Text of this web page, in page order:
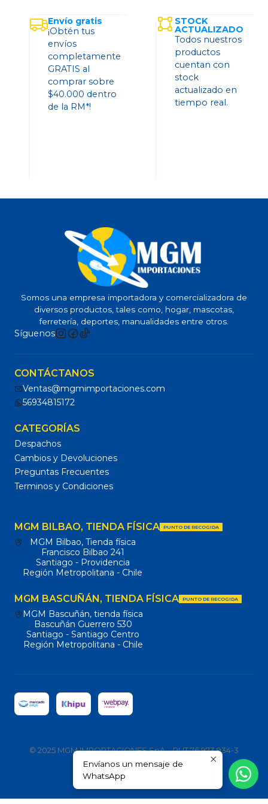
Envío gratis
¡Obtén tus
envíos
completamente
GRATIS al
comprar sobre
$40.000 dentro
de la RM*!
STOCK
ACTUALIZADO
Todos nuestros
productos
cuentan con
stock
actualizado en
tiempo real.
Somos una empresa importadora y comercializadora de
diversos productos, tales como, hogar, mascotas,
ferretería, deportes, manualidades entre otros.
Síguenos
CONTÁCTANOS
Ventas@mgmimportaciones.com
56934815172
CATEGORÍAS
Despachos
Cambios y Devoluciones
Preguntas Frecuentes
Terminos y Condiciones
MGM BILBAO, TIENDA FÍSICA PUNTO DE RECOGIDA
MGM Bilbao, Tienda física
Francisco Bilbao 241
Santiago - Providencia
Región Metropolitana - Chile
MGM BASCUÑÁN, TIENDA FÍSICA PUNTO DE RECOGIDA
MGM Bascuñán, tienda física
Bascuñán Guerrero 530
Santiago - Santiago Centro
Región Metropolitana - Chile
© 2025 MGM IMPORTACIONES SpA – RUT 76.973.934-3
Todos los derechos reservados.
Envíanos un mensaje de
WhatsApp